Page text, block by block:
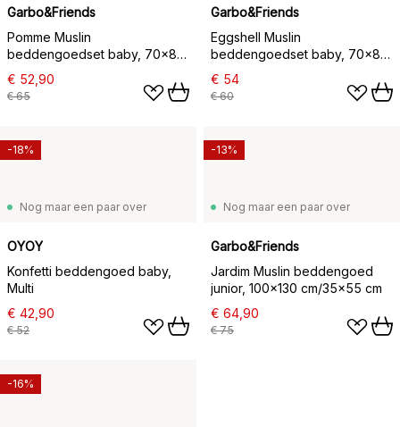
Garbo&Friends
Pomme Muslin
beddengoedset baby, 70x80
cm/28x35 cm
€ 52,90
€ 65
Garbo&Friends
Eggshell Muslin
beddengoedset baby, 70x80
cm/28x35 cm
€ 54
€ 60
Nog maar een paar over
OYOY
Konfetti beddengoed baby,
Multi
€ 42,90
€ 52
-18%
Nog maar een paar over
Garbo&Friends
Jardim Muslin beddengoed
junior, 100x130 cm/35x55 cm
€ 64,90
€ 75
-13%
-16%